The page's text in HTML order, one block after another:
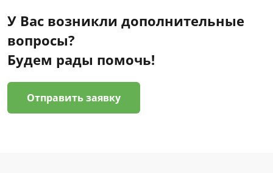
У Вас возникли дополнительные
вопросы?
Будем рады помочь!
Отправить заявку